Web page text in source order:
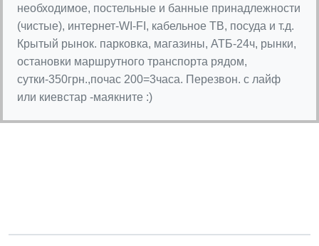
необходимое, постельные и банные принадлежности
(чистые), интернет-WI-FI, кабельное ТВ, посуда и т.д.
Крытый рынок. парковка, магазины, АТБ-24ч, рынки,
остановки маршрутного транспорта рядом,
сутки-350грн.,почас 200=3часа. Перезвон. с лайф
или киевстар -маякните :)